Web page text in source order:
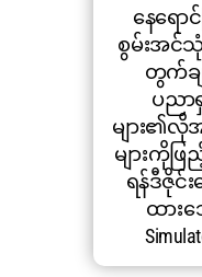
နေရော
စွမ်းအင်သုံး
တွက်ခ
ပညာ
များ၏လို
များကိုဖ
ရန်ဒီဇိုင်
ထား